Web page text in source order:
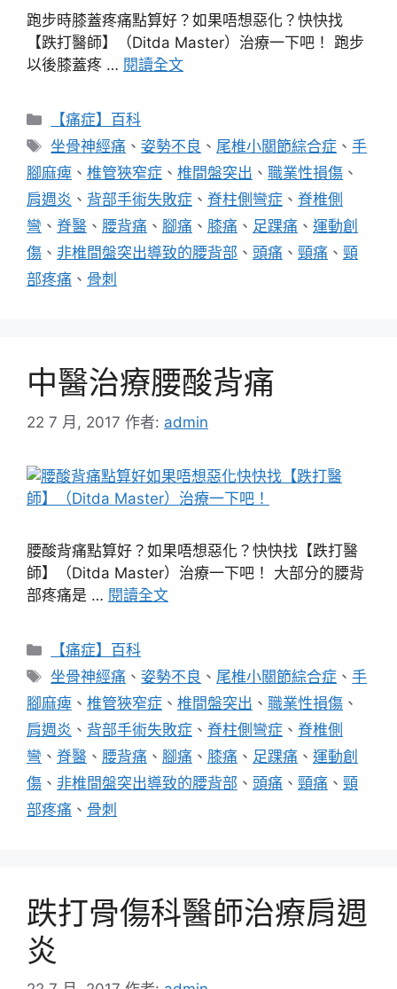
跑步時膝蓋疼痛點算好？如果唔想惡化？快快找
【跌打醫師】（Ditda Master）治療一下吧！ 跑步
以後膝蓋疼 … 閱讀全文
分
類
【痛症】百科
標
籤
坐骨神經痛 、姿勢不良 、 尾椎小關節綜合症 、手
腳麻痺 、 椎管狹窄症 、 椎間盤突出 、 職業性損傷 、
肩週炎 、 背部手術失敗症 、 脊柱側彎症 、 脊椎側
彎 、 脊醫 、 腰背痛 、 腳痛 、 膝痛 、 足踝痛 、 運動創
傷 、 非椎間盤突出導致的腰背部 、 頭痛 、 頸痛 、 頸
部疼痛 、 骨刺
中醫治療腰酸背痛
22 7 月, 2017 作者: admin
腰酸背痛點算好？如果唔想惡化？快快找【跌打醫
師】（Ditda Master）治療一下吧！ 大部分的腰背
部疼痛是 … 閱讀全文
分
類
【痛症】百科
標
籤
坐骨神經痛 、姿勢不良 、 尾椎小關節綜合症 、手
腳麻痺 、 椎管狹窄症 、 椎間盤突出 、 職業性損傷 、
肩週炎 、 背部手術失敗症 、 脊柱側彎症 、 脊椎側
彎 、 脊醫 、 腰背痛 、 腳痛 、 膝痛 、 足踝痛 、 運動創
傷 、 非椎間盤突出導致的腰背部 、 頭痛 、 頸痛 、 頸
部疼痛 、 骨刺
跌打骨傷科醫師治療肩週
炎